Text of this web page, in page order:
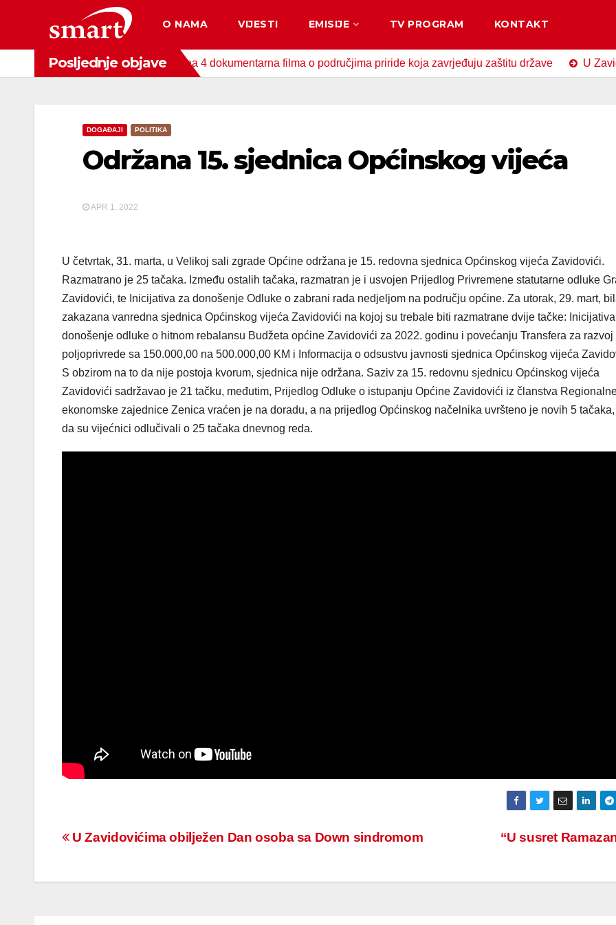
content
O NAMA VIJESTI EMISIJE TV PROGRAM KONTAKT
Posljednje objave
za zaštitu okoliša snimljena 4 dokumentarna filma o područjima priride koja zavrjeđuju zaštitu države U
DOGAĐAJI POLITIKA
Održana 15. sjednica Općinskog vijeća
APR 1, 2022
U četvrtak, 31. marta, u Velikoj sali zgrade Općine održana je 15. redovna sjednica Općinskog vijeća Zavidovići.
Razmatrano je 25 tačaka. Između ostalih tačaka, razmatran je i usvojen Prijedlog Privremene statutarne odluke
Zavidovići, te Inicijativa za donošenje Odluke o zabrani rada nedjeljom na području općine. Za utorak, 29. mart,
zakazana vanredna sjednica Općinskog vijeća Zavidovići na kojoj su trebale biti razmatrane dvije tačke:
donošenje odluke o hitnom rebalansu Budžeta općine Zavidovići za 2022. godinu i povećanju Transfera za razvoj
poljoprivrede sa 150.000,00 na 500.000,00 KM i Informacija o odsustvu javnosti sjednica Općinskog vijeća
S obzirom na to da nije postoja kvorum, sjednica nije održana. Saziv za 15. redovnu sjednicu Općinskog vijeća
Zavidovići sadržavao je 21 tačku, međutim, Prijedlog Odluke o istupanju Općine Zavidovići iz članstva
ekonomske zajednice Zenica vraćen je na doradu, a na prijedlog Općinskog načelnika uvršteno je novih 5
da su vijećnici odlučivali o 25 tačaka dnevnog reda.
Navigacija
“U susret
U Zavidovićima obilježen Dan osoba sa Down sindromom